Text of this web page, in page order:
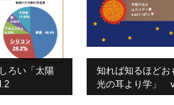
ろい「太陽
知れば知るほどお
光の耳より学」